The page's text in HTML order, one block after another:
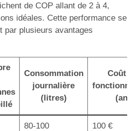
de COP allant de 2 à 4,
idéales. Cette performance se
par plusieurs avantages
Consommation
journalière
(litres)
Coût
(an)
80-100 100 €